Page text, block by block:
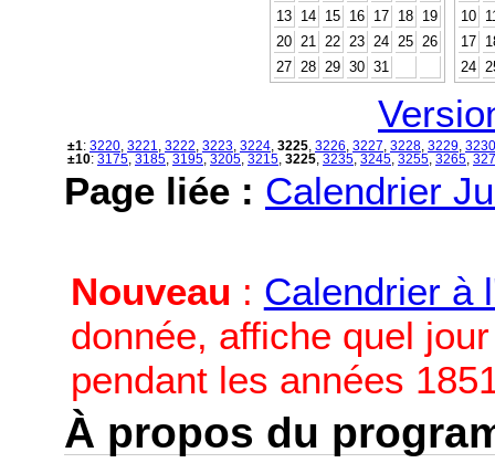
13
14 15 16 17 18
19
20
21 22 23 24 25
26
27
28 29 30 31
10
17
24
±1: 3220 3221 3222 3223 3224 3225 3226 3227 3228 3229 3230
±10: 3175 3185 3195 3205 3215 3225 3235 3245 3255 3265
Page liée : Calendrier
Nouveau : Calendrier à
donnée, affiche quel
pendant les années
À propos du